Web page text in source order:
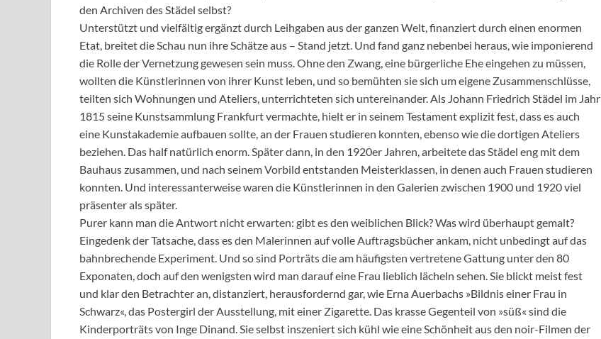
den Archiven des Städel selbst?
Unterstützt und vielfältig ergänzt durch Leihgaben aus der ganzen Welt, finanziert durch einen enormen
Etat, breitet die Schau nun ihre Schätze aus – Stand jetzt. Und fand ganz nebenbei heraus, wie imponierend
die Rolle der Vernetzung gewesen sein muss. Ohne den Zwang, eine bürgerliche Ehe eingehen zu müssen,
wollten die Künstlerinnen von ihrer Kunst leben, und so bemühten sie sich um eigene Zusammenschlüsse,
teilten sich Wohnungen und Ateliers, unterrichteten sich untereinander. Als Johann Friedrich Städel im Jahr
1815 seine Kunstsammlung Frankfurt vermachte, hielt er in seinem Testament explizit fest, dass es auch
eine Kunstakademie aufbauen sollte, an der Frauen studieren konnten, ebenso wie die dortigen Ateliers
beziehen. Das half natürlich enorm. Später dann, in den 1920er Jahren, arbeitete das Städel eng mit dem
Bauhaus zusammen, und nach seinem Vorbild entstanden Meisterklassen, in denen auch Frauen studieren
konnten. Und interessanterweise waren die Künstlerinnen in den Galerien zwischen 1900 und 1920 viel
präsenter als später.
Purer kann man die Antwort nicht erwarten: gibt es den weiblichen Blick? Was wird überhaupt gemalt?
Eingedenk der Tatsache, dass es den Malerinnen auf volle Auftragsbücher ankam, nicht unbedingt auf das
bahnbrechende Experiment. Und so sind Porträts die am häufigsten vertretene Gattung unter den 80
Exponaten, doch auf den wenigsten wird man darauf eine Frau lieblich lächeln sehen. Sie blickt meist fest
und klar den Betrachter an, distanziert, herausfordernd gar, wie Erna Auerbachs »Bildnis einer Frau in
Schwarz«, das Postergirl der Ausstellung, mit einer Zigarette. Das krasse Gegenteil von »süß« sind die
Kinderporträts von Inge Dinand. Sie selbst inszeniert sich kühl wie eine Schönheit aus den noir-Filmen der